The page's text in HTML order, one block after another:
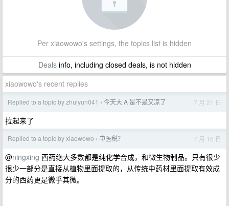
Per xiaowowo's settings, the topics list is hidden
Dealsinfo, including closed deals, is not hidden
xiaowowo's recent replies
Replied to a topic by zhuiyun041 › 今天大 A 是不是又凉了 7 月 21 日
拉起来了
Replied to a topic by xiaowowo › 中医税？ 7 月 16 日
@ningxing 西药绝大多数都是纯化学合成，和微生物制品。只有很少
很少一部分是直接从植物里面提取的，从传统中药材里面提取有效成
分的西药更是微乎其微。